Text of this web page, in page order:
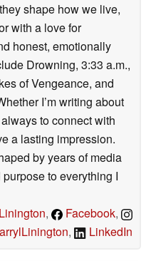
shape how we live,
with a love for
honest, emotionally
Drowning, 3:33 a.m.,
of Vengeance, and
I’m writing about
to connect with
a lasting impression.
by years of media
to everything I
, Facebook,
, LinkedIn